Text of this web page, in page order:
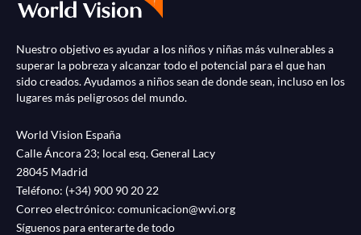
Nuestro objetivo es ayudar a los niños y niñas más vulnerables a
superar la pobreza y alcanzar todo el potencial para el que han
sido creados. Ayudamos a niños sean de donde sean, incluso en los
lugares más peligrosos del mundo.
World Vision España
Calle Áncora 23; local esq. General Lacy
28045 Madrid
Teléfono: (+34) 900 90 20 22
Correo electrónico: comunicacion@wvi.org
Síguenos para enterarte de todo